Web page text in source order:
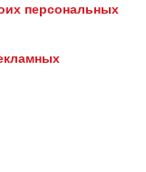
персональных